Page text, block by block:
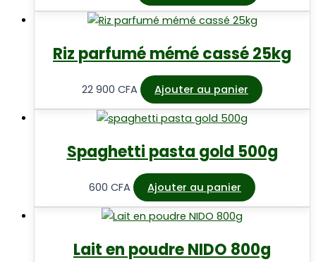
Riz parfumé mémé cassé 25kg
22 900 CFA Ajouter au panier
Spaghetti pasta gold 500g
600 CFA Ajouter au panier
Lait en poudre NIDO 800g